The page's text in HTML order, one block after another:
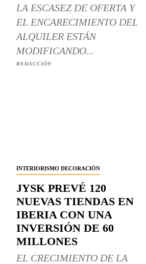
LA ESCASEZ DE OFERTA Y
EL ENCARECIMIENTO DEL
ALQUILER ESTÁN
MODIFICANDO...
REDACCIÓN
INTERIORISMO DECORACIÓN
JYSK PREVÉ 120
NUEVAS TIENDAS EN
IBERIA CON UNA
INVERSIÓN DE 60
MILLONES
EL CRECIMIENTO DE LA